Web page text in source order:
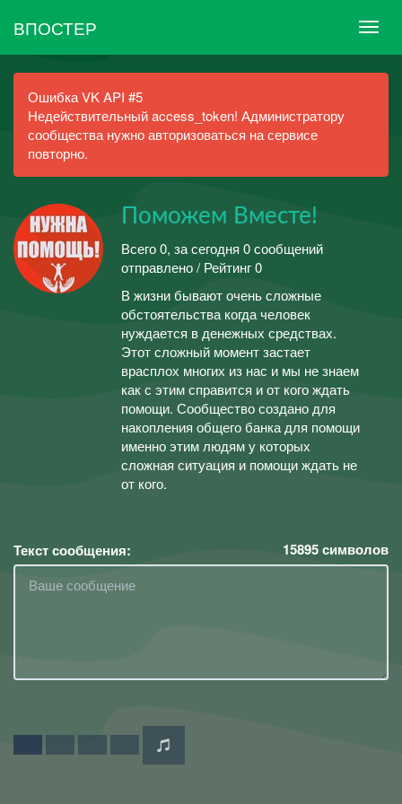
ВПОСТЕР
Ошибка VK API #5
Недействительный access_token! Администратору
сообщества нужно авторизоваться на сервисе
повторно.
Поможем Вместе!
Всего 0, за сегодня 0 сообщений
отправлено / Рейтинг 0
В жизни бывают очень сложные
обстоятельства когда человек
нуждается в денежных средствах.
Этот сложный момент застает
врасплох многих из нас и мы не знаем
как с этим справится и от кого ждать
помощи. Сообщество создано для
накопления общего банка для помощи
именно этим людям у которых
сложная ситуация и помощи ждать не
от кого.
Текст сообщения: 15895символов